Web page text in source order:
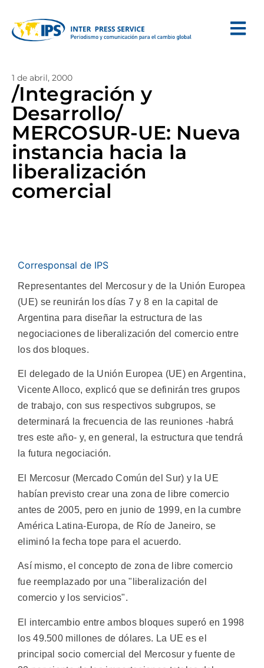
1 de abril, 2000
/Integración y
Desarrollo/
MERCOSUR-UE: Nueva
instancia hacia la
liberalización
comercial
Corresponsal de IPS
Representantes del Mercosur y de la Unión Europea
(UE) se reunirán los días 7 y 8 en la capital de
Argentina para diseñar la estructura de las
negociaciones de liberalización del comercio entre
los dos bloques.
El delegado de la Unión Europea (UE) en Argentina,
Vicente Alloco, explicó que se definirán tres grupos
de trabajo, con sus respectivos subgrupos, se
determinará la frecuencia de las reuniones -habrá
tres este año- y, en general, la estructura que tendrá
la futura negociación.
El Mercosur (Mercado Común del Sur) y la UE
habían previsto crear una zona de libre comercio
antes de 2005, pero en junio de 1999, en la cumbre
América Latina-Europa, de Río de Janeiro, se
eliminó la fecha tope para el acuerdo.
Así mismo, el concepto de zona de libre comercio
fue reemplazado por una "liberalización del
comercio y los servicios".
El intercambio entre ambos bloques superó en 1998
los 49.500 millones de dólares. La UE es el
principal socio comercial del Mercosur y fuente de